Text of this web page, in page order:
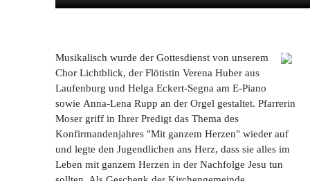
Musikalisch wurde der Gottesdienst von unserem
Chor Lichtblick, der Flötistin Verena Huber aus
Laufenburg und Helga Eckert-Segna am E-Piano
sowie Anna-Lena Rupp an der Orgel gestaltet. Pfarrerin
Moser griff in Ihrer Predigt das Thema des
Konfirmandenjahres "Mit ganzem Herzen" wieder auf
und legte den Jugendlichen ans Herz, dass sie alles im
Leben mit ganzem Herzen in der Nachfolge Jesu tun